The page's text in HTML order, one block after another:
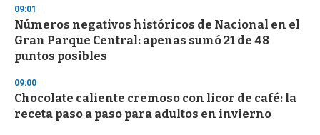
d
s
09:01
Números negativos históricos de Nacional en el
Gran Parque Central: apenas sumó 21 de 48
puntos posibles
09:00
Chocolate caliente cremoso con licor de café: la
receta paso a paso para adultos en invierno